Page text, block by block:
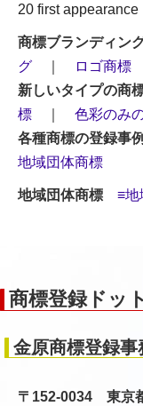
20 first appearance
商標ブランディン
グ
ロゴ商標
新しいタイプの商
標
色彩のみ
各種商標の登録事例
地域団体商標
地域団体商標 ≡地
商標登録ドッ
金原商標登録
〒152-0034 東京